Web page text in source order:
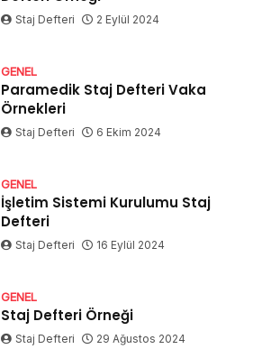
Staj Defteri 2 Eylül 2024
GENEL
Paramedik Staj Defteri Vaka
Örnekleri
Staj Defteri 6 Ekim 2024
GENEL
İşletim Sistemi Kurulumu Staj
Defteri
Staj Defteri 16 Eylül 2024
GENEL
Staj Defteri Örneği
Staj Defteri 29 Ağustos 2024